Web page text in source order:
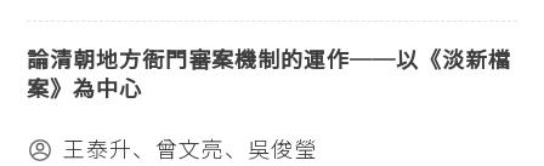
論清朝地方衙門審案機制的運作──以《淡新檔
案》為中心
王泰升、曾文亮、吳俊瑩